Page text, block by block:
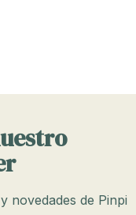
novedades de Pinpi